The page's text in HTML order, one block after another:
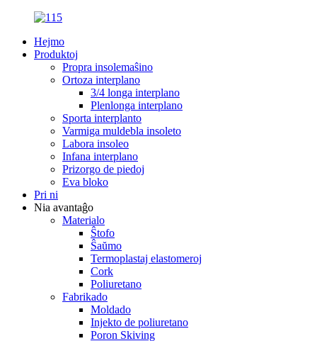
Hejmo
Produktoj
Propra insolemaŝino
Ortoza interplano
3/4 longa interplano
Plenlonga interplano
Sporta interplanto
Varmiga muldebla insoleto
Labora insoleo
Infana interplano
Prizorgo de piedoj
Eva bloko
Pri ni
Nia avantaĝo
Materialo
Ŝtofo
Ŝaŭmo
Termoplastaj elastomeroj
Cork
Poliuretano
Fabrikado
Moldado
Injekto de poliuretano
Poron Skiving